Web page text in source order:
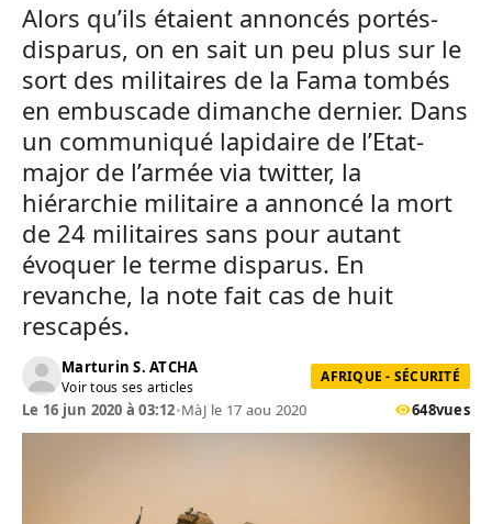
Alors qu’ils étaient annoncés portés-
disparus, on en sait un peu plus sur le
sort des militaires de la Fama tombés
en embuscade dimanche dernier. Dans
un communiqué lapidaire de l’Etat-
major de l’armée via twitter, la
hiérarchie militaire a annoncé la mort
de 24 militaires sans pour autant
évoquer le terme disparus. En
revanche, la note fait cas de huit
rescapés.
Marturin S. ATCHA
Voir tous ses articles
AFRIQUE - SÉCURITÉ
Le 16 jun 2020 à 03:12•MàJ le 17 aou 2020 648vues